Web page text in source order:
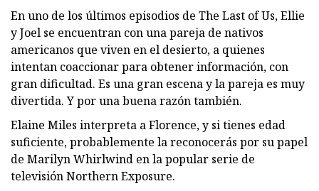
En uno de los últimos episodios de The Last of Us, Ellie
y Joel se encuentran con una pareja de nativos
americanos que viven en el desierto, a quienes
intentan coaccionar para obtener información, con
gran dificultad. Es una gran escena y la pareja es muy
divertida. Y por una buena razón también.
Elaine Miles interpreta a Florence, y si tienes edad
suficiente, probablemente la reconocerás por su papel
de Marilyn Whirlwind en la popular serie de
televisión Northern Exposure.